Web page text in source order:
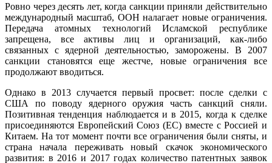
Ровно через десять лет, когда санкции приняли действительно
международный масштаб, ООН налагает новые ограничения.
Передача атомных технологий Исламской республике
запрещена, все активы лиц и организаций, как-либо
связанных с ядерной деятельностью, заморожены. В 2007
санкции становятся еще жестче, новые ограничения все
продолжают вводиться.
Однако в 2013 случается первый просвет: после сделки с
США по поводу ядерного оружия часть санкций сняли.
Позитивная тенденция наблюдается и в 2015, когда к сделке
присоединяются Европейский Союз (ЕС) вместе с Россией и
Китаем. На тот момент почти все ограничения были сняты, и
страна начала переживать новый скачок экономического
развития: в 2016 и 2017 годах количество патентных заявок